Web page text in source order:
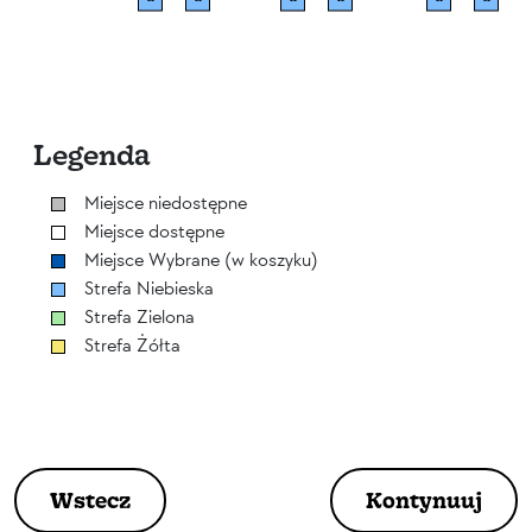
Legenda
Miejsce niedostępne
Miejsce dostępne
Miejsce Wybrane (w koszyku)
Strefa Niebieska
Strefa Zielona
Strefa Żółta
Wstecz Kontynuuj